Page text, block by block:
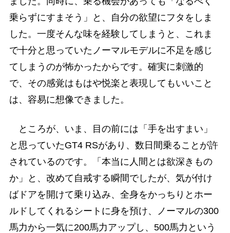
乗らずにすまそう」と、自分の欲望にフタをしま
した。一度そんな味を経験してしまうと、これま
で十分と思っていたノーマルモデルに不足を感じ
てしまうのが怖かったからです。確実に刺激的
で、その感覚はもはや悦楽と表現してもいいこと
は、容易に想像できました。
ところが、いま、目の前には「手を出すまい」
と思っていたGT4 RSがあり、数日間乗ることが許
されているのです。「本当に人間とは欲深きもの
か」と、改めて自戒する瞬間でしたが、気が付け
ばドアを開けて乗り込み、全身をかっちりとホー
ルドしてくれるシートに身を預け、ノーマルの300
馬力から一気に200馬力アップし、500馬力という